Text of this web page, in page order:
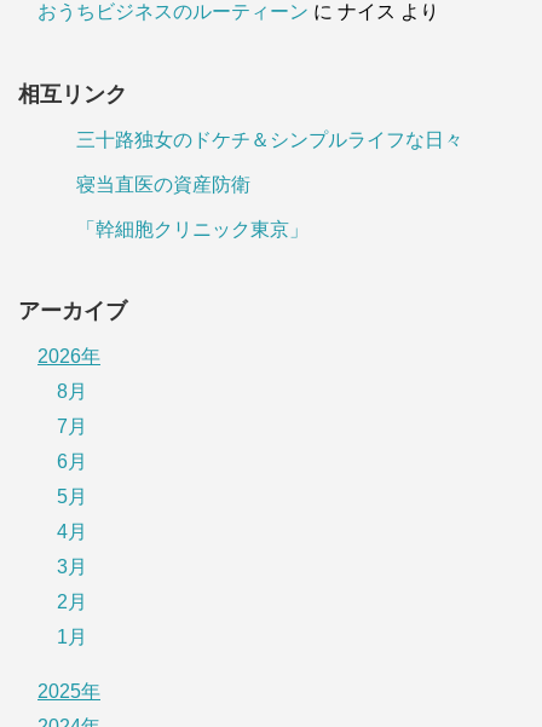
おうちビジネスのルーティーン に ナイス より
相互リンク
三十路独女のドケチ＆シンプルライフな日々
寝当直医の資産防衛
「幹細胞クリニック東京」
アーカイブ
2026年
8月
7月
6月
5月
4月
3月
2月
1月
2025年